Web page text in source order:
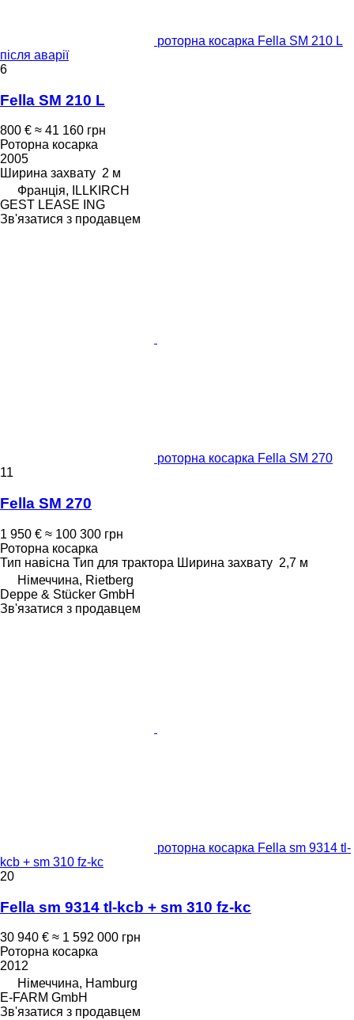
роторна косарка Fella SM 210 L
після аварії
6
Fella SM 210 L
800 € ≈ 41 160 грн
Роторна косарка
2005
Ширина захвату 2 м
Франція, ILLKIRCH
GEST LEASE ING
Зв'язатися з продавцем
роторна косарка Fella SM 270
11
Fella SM 270
1 950 € ≈ 100 300 грн
Роторна косарка
Тип навісна Тип для трактора Ширина захвату 2,7 м
Німеччина, Rietberg
Deppe & Stücker GmbH
Зв'язатися з продавцем
роторна косарка Fella sm 9314 tl-
kcb + sm 310 fz-kc
20
Fella sm 9314 tl-kcb + sm 310 fz-kc
30 940 € ≈ 1 592 000 грн
Роторна косарка
2012
Німеччина, Hamburg
E-FARM GmbH
Зв'язатися з продавцем